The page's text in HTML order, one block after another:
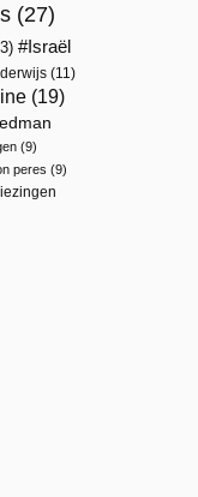
(27)
Israël
(11)
(19)
(9)
peres (9)